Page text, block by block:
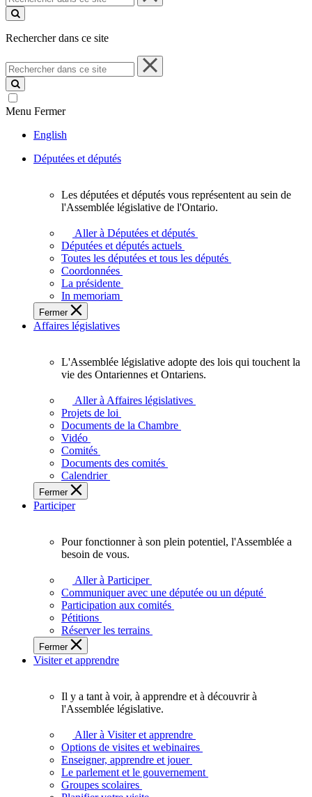
dans
ce
Rechercher dans ce site
Rechercher
dans
ce
site
Menu Fermer
English
Députées et députés
députés
vous
représentent
sein
de
l'Assemblée
législative
l'Ontario.
Les députées et députés vous représentent au sein de
l'Assemblée législative de l'Ontario.
Aller à Députées et députés
Députées et députés actuels
Toutes les députées et tous les députés
Coordonnées
La présidente
In memoriam
Fermer
Affaires législatives
L'Assemblée
adopte
touchent
des
Ontariennes
et
L'Assemblée législative adopte des lois qui touchent la
vie des Ontariennes et Ontariens.
Aller à Affaires législatives
Projets de loi
Documents de la Chambre
Vidéo
Comités
Documents des comités
Calendrier
Fermer
Participer
plein
potentiel,
l'Assemblée
a
besoin
de
Pour fonctionner à son plein potentiel, l'Assemblée a
besoin de vous.
Aller à Participer
Communiquer avec une députée ou un député
Participation aux comités
Pétitions
Réserver les terrains
Fermer
Visiter et apprendre
voir,
apprendre
Il y a tant à voir, à apprendre et à découvrir à
l'Assemblée législative.
Aller à Visiter et apprendre
Options de visites et webinaires
Enseigner, apprendre et jouer
Le parlement et le gouvernement
Groupes scolaires